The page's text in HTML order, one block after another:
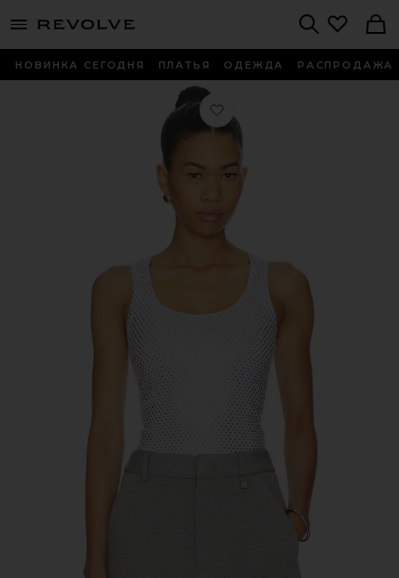
menu - shows more content
НОВИНКА СЕГОДНЯ ПЛАТЬЯ ОДЕЖДА РАСПРОДАЖА
Любимое ТОП TANK